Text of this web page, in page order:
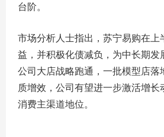
台阶。
市场分析人士指出，苏宁易购在上
益，并积极化债减负，为中长期发
公司大店战略跑通，一批模型店落
质增效，公司有望进一步激活增
消费主渠道地位。